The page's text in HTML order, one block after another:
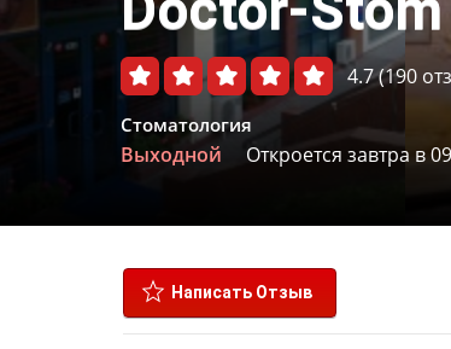
4.7(190
Стоматология
Выходной Откроется завтра в
Написать Отзыв